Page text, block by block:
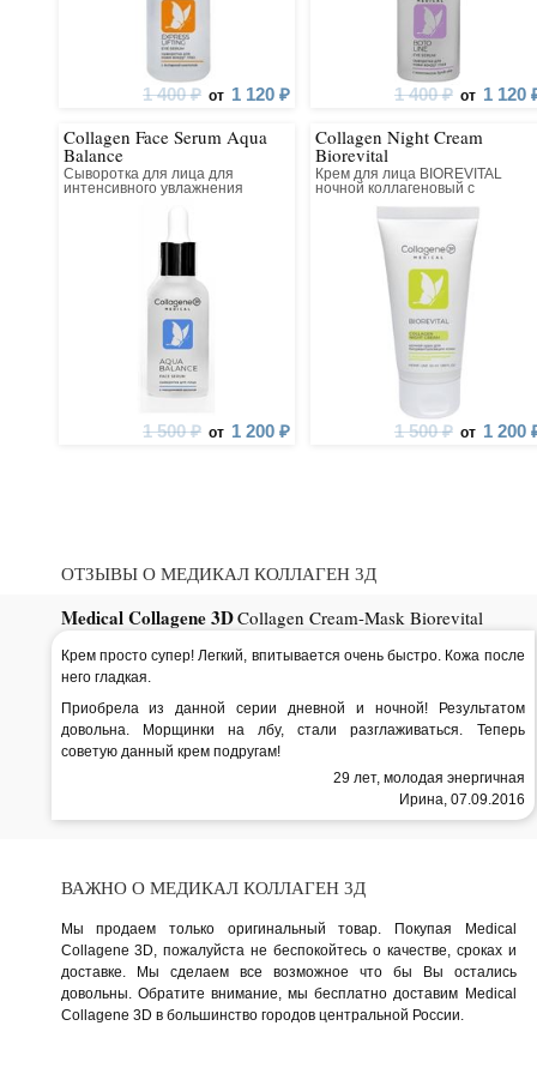
и
1 400 ₽ от 1 120 ₽ 1 400 ₽ от 1 120
Collagen Face Serum Aqua
Balance
Сыворотка для лица для
интенсивного увлажнения
1 500 ₽ от 1 200 ₽
Collagen Night Cream
Biorevital
Крем для лица BIOREVITAL
ночной коллагеновый с
восстанавливающим комплексом
1 500 ₽ от 1 200
ОТЗЫВЫ О МЕДИКАЛ КОЛЛАГЕН 3Д
Medical Collagene 3DCollagen Cream-Mask Biorevital
Крем просто супер! Легкий, впитывается очень быстро. Кожа после
него гладкая.
Приобрела из данной серии дневной и ночной! Результатом
довольна. Морщинки на лбу, стали разглаживаться. Теперь
советую данный крем подругам!
29 лет, молодая энергичная
Ирина, 07.09.2016
ВАЖНО О МЕДИКАЛ КОЛЛАГЕН 3Д
Мы продаем только оригинальный товар. Покупая Medical
Collagene 3D, пожалуйста не беспокойтесь о качестве, сроках и
доставке. Мы сделаем все возможное что бы Вы остались
довольны. Обратите внимание, мы бесплатно доставим Medical
Collagene 3D в большинство городов центральной России.